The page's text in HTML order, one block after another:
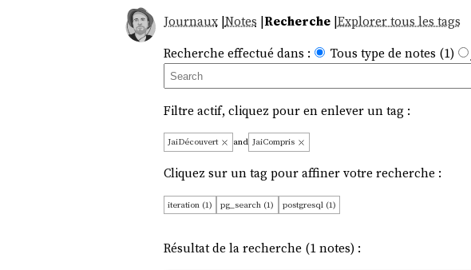
Journaux|Notes |Recherche|Explorer tous les tags
Recherche effectué dans :
Tous type de notes (1)
Filtre actif, cliquez pour en enlever un tag :
JaiDécouvert and JaiCompris
Cliquez sur un tag pour affiner votre recherche :
iteration (1) pg_search (1) postgresql (1)
Résultat de la recherche (1 notes) :